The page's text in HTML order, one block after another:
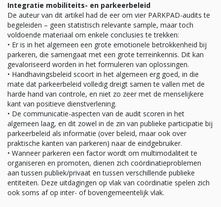
Integratie mobiliteits- en parkeerbeleid
De auteur van dit artikel had de eer om vier PARKPAD-audits te
begeleiden – geen statistisch relevante sample, maar toch
voldoende materiaal om enkele conclusies te trekken:
• Er is in het algemeen een grote emotionele betrokkenheid bij
parkeren, die samengaat met een grote terreinkennis. Dit kan
gevaloriseerd worden in het formuleren van oplossingen.
• Handhavingsbeleid scoort in het algemeen erg goed, in die
mate dat parkeerbeleid volledig dreigt samen te vallen met de
harde hand van controle, en niet zo zeer met de menselijkere
kant van positieve dienstverlening.
• De communicatie-aspecten van de audit scoren in het
algemeen laag, en dit zowel in de zin van publieke participatie bij
parkeerbeleid als informatie (over beleid, maar ook over
praktische kanten van parkeren) naar de eindgebruiker.
• Wanneer parkeren een factor wordt om multimodaliteit te
organiseren en promoten, dienen zich coördinatieproblemen
aan tussen publiek/privaat en tussen verschillende publieke
entiteiten. Deze uitdagingen op vlak van coördinatie spelen zich
ook soms af op inter- of bovengemeentelijk vlak.